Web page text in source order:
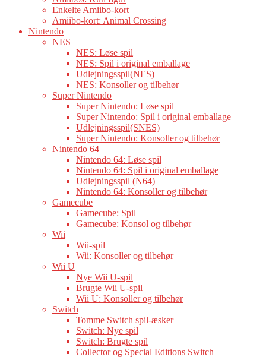
Enkelte Amiibo-kort
Amiibo-kort: Animal Crossing
Nintendo
NES
NES: Løse spil
NES: Spil i original emballage
Udlejningsspil(NES)
NES: Konsoller og tilbehør
Super Nintendo
Super Nintendo: Løse spil
Super Nintendo: Spil i original emballage
Udlejningsspil(SNES)
Super Nintendo: Konsoller og tilbehør
Nintendo 64
Nintendo 64: Løse spil
Nintendo 64: Spil i original emballage
Udlejningsspil (N64)
Nintendo 64: Konsoller og tilbehør
Gamecube
Gamecube: Spil
Gamecube: Konsol og tilbehør
Wii
Wii-spil
Wii: Konsoller og tilbehør
Wii U
Nye Wii U-spil
Brugte Wii U-spil
Wii U: Konsoller og tilbehør
Switch
Tomme Switch spil-æsker
Switch: Nye spil
Switch: Brugte spil
Collector og Special Editions Switch